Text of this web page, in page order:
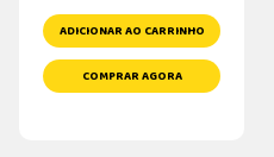
ADICIONAR AO CARRINHO
COMPRAR AGORA